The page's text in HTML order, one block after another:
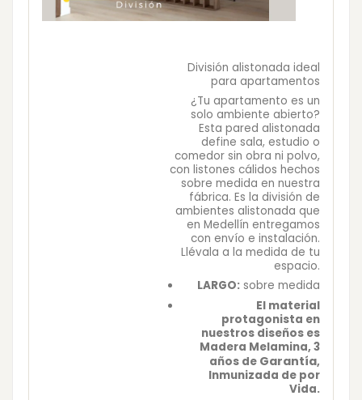
División alistonada ideal
para apartamentos
¿Tu apartamento es un
solo ambiente abierto?
Esta pared alistonada
define sala, estudio o
comedor sin obra ni polvo,
con listones cálidos hechos
sobre medida en nuestra
fábrica. Es la división de
ambientes alistonada que
en Medellín entregamos
con envío e instalación.
Llévala a la medida de tu
espacio.
LARGO: sobre medida
El material
protagonista en
nuestros diseños es
Madera Melamina, 3
años de Garantía,
Inmunizada de por
Vida.